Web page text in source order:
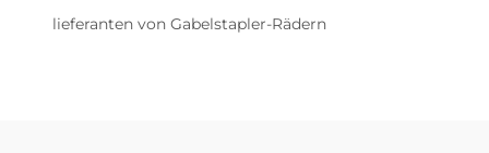
lieferanten von Gabelstapler-Rädern